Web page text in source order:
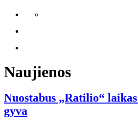
Naujienos
Nuostabus „Ratilio“
gyva